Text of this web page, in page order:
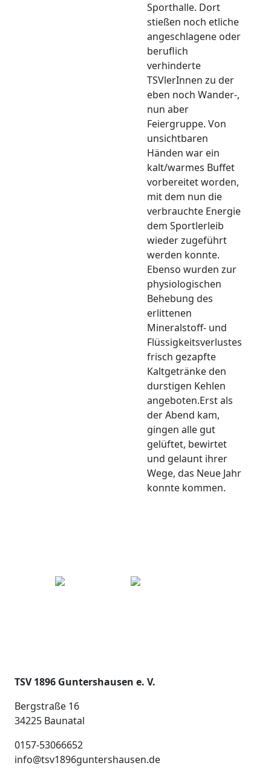
Sporthalle. Dort
stießen noch etliche
angeschlagene oder
beruflich
verhinderte
TSVlerInnen zu der
eben noch Wander-,
nun aber
Feiergruppe. Von
unsichtbaren
Händen war ein
kalt/warmes Buffet
vorbereitet worden,
mit dem nun die
verbrauchte Energie
dem Sportlerleib
wieder zugeführt
werden konnte.
Ebenso wurden zur
physiologischen
Behebung des
erlittenen
Mineralstoff- und
Flüssigkeitsverlustes
frisch gezapfte
Kaltgetränke den
durstigen Kehlen
angeboten.Erst als
der Abend kam,
gingen alle gut
gelüftet, bewirtet
und gelaunt ihrer
Wege, das Neue Jahr
konnte kommen.
TSV 1896 Guntershausen e. V.
Bergstraße 16
34225 Baunatal
0157-53066652
info@tsv1896guntershausen.de